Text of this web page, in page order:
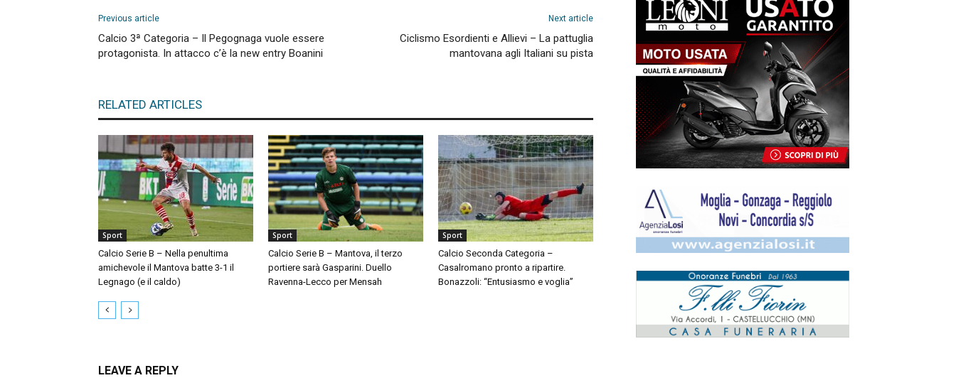
Previous article
Calcio 3ª Categoria – Il Pegognaga vuole essere
protagonista. In attacco c’è la new entry Boanini
Next article
Ciclismo Esordienti e Allievi – La pattuglia
mantovana agli Italiani su pista
RELATED ARTICLES
Sport
Calcio Serie B – Nella penultima
amichevole il Mantova batte 3-1 il
Legnago (e il caldo)
Sport
Calcio Serie B – Mantova, il terzo
portiere sarà Gasparini. Duello
Ravenna-Lecco per Mensah
Sport
Calcio Seconda Categoria –
Casalromano pronto a ripartire.
Bonazzoli: “Entusiasmo e voglia”
LEAVE A REPLY